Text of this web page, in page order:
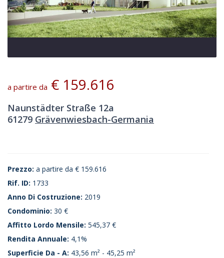
a partire da € 159.616
Naunstädter Straße 12a
61279 Grävenwiesbach-Germania
Prezzo: a partire da € 159.616
Rif. ID: 1733
Anno Di Costruzione: 2019
Condominio: 30 €
Affitto Lordo Mensile: 545,37 €
Rendita Annuale: 4,1%
Superficie Da - A: 43,56 m² - 45,25 m²